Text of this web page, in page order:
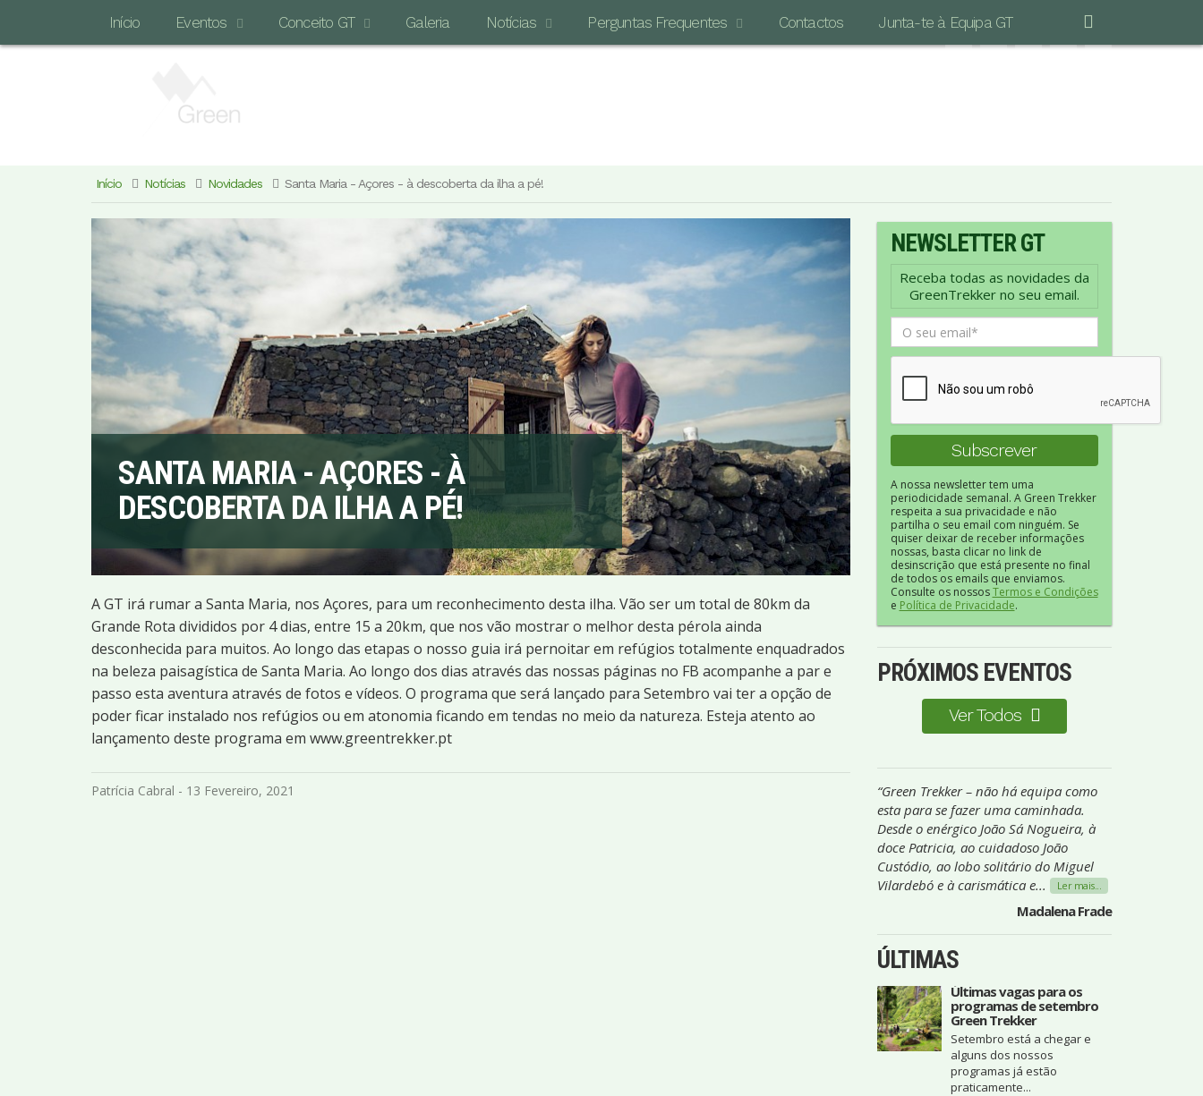
Início Eventos Conceito GT Galeria Notícias Perguntas Frequentes Contactos Junta-te à Equipa GT
Início Notícias Novidades Santa Maria - Açores - à descoberta da ilha a pé!
SANTA MARIA - AÇORES - À
DESCOBERTA DA ILHA A PÉ!
A GT irá rumar a Santa Maria, nos Açores, para um reconhecimento desta ilha. Vão ser um total de 80km da
Grande Rota divididos por 4 dias, entre 15 a 20km, que nos vão mostrar o melhor desta pérola ainda
desconhecida para muitos. Ao longo das etapas o nosso guia irá pernoitar em refúgios totalmente enquadrados
na beleza paisagística de Santa Maria. Ao longo dos dias através das nossas páginas no FB acompanhe a par e
passo esta aventura através de fotos e vídeos. O programa que será lançado para Setembro vai ter a opção de
poder ficar instalado nos refúgios ou em atonomia ficando em tendas no meio da natureza. Esteja atento ao
lançamento deste programa em www.greentrekker.pt
Patrícia Cabral - 13 Fevereiro, 2021
NEWSLETTER GT
Receba todas as novidades da
GreenTrekker no seu email.
A nossa newsletter tem uma
periodicidade semanal. A Green Trekker
respeita a sua privacidade e não
partilha o seu email com ninguém. Se
quiser deixar de receber informações
nossas, basta clicar no link de
desinscrição que está presente no final
de todos os emails que enviamos.
Consulte os nossosTermos e Condições
e Política de Privacidade.
PRÓXIMOS EVENTOS
Ver Todos
“Green Trekker – não há equipa como
esta para se fazer uma caminhada.
Desde o enérgico João Sá Nogueira, à
doce Patricia, ao cuidadoso João
Custódio, ao lobo solitário do Miguel
Vilardebó e à carismática e...
Ler mais...
Madalena Frade
ÚLTIMAS
Últimas vagas para os
programas de setembro
Green Trekker
Setembro está a chegar e
alguns dos nossos
programas já estão
praticamente...